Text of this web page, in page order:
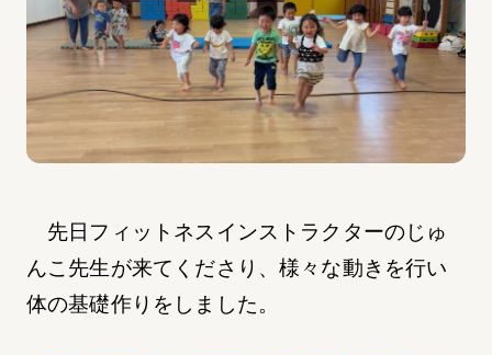
先日フィットネスインストラクターのじゅ
んこ先生が来てくださり、様々な動きを行い
体の基礎作りをしました。